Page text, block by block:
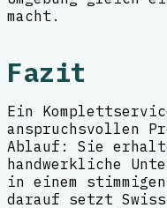
macht.
Fazit
Ein
anspruchsvollen
Ablauf: Sie
handwerkliche
in einem stimmigen
darauf setzt Swiss